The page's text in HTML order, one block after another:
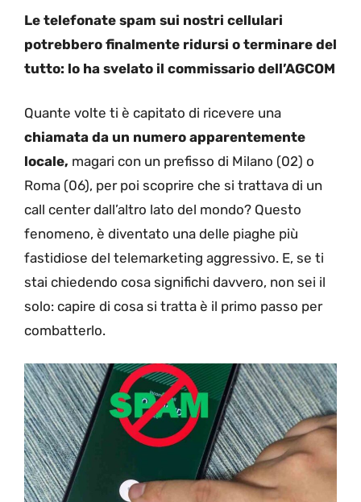
Le telefonate spam sui nostri cellulari
potrebbero finalmente ridursi o terminare del
tutto: lo ha svelato il commissario dell’AGCOM
Quante volte ti è capitato di ricevere una
chiamata da un numero apparentemente
locale, magari con un prefisso di Milano (02) o
Roma (06), per poi scoprire che si trattava di un
call center dall’altro lato del mondo? Questo
fenomeno, è diventato una delle piaghe più
fastidiose del telemarketing aggressivo. E, se ti
stai chiedendo cosa significhi davvero, non sei il
solo: capire di cosa si tratta è il primo passo per
combatterlo.